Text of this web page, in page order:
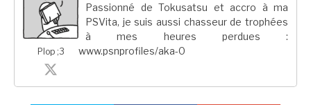
Plop ;3
Passionné de Tokusatsu et accro à ma
PSVita, je suis aussi chasseur de trophées
à mes heures perdues :
www.psnprofiles/aka-0